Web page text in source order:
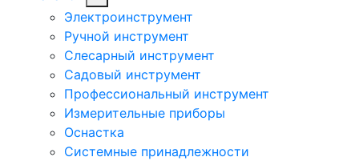
Электроинструмент
Ручной инструмент
Слесарный инструмент
Садовый инструмент
Профессиональный инструмент
Измерительные приборы
Оснастка
Системные принадлежности